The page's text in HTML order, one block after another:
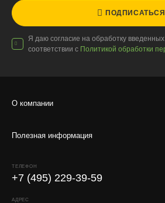
ПОДПИСАТЬСЯ
Я даю согласие на обработку
соответствии с Политикой обработки
О компании
Полезная информация
ТЕЛЕФОН
+7 (495) 229-39-59
АДРЕС